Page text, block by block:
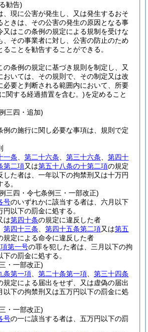
勧告)
、現に公害が発生し、又は発生するおそ
ときは、その公害の発生の原因となる事
又はこの条例の規定による規制を受けな
、その事業者に対し、公害の防止のため
ことを勧告することができる。
の条例の規定に基づき規則を制定し、又
おいては、その規則で、その制定又は改
必要と判断される範囲内において、所要
関する経過措置を含む。)を定めること
三四・追加)
例の施行に関し必要な事項は、規則で定
一条 第二十六条 第三十六条
第四十
第二項又は第五十八条の十第二項の規定
した者は、一年以下の拘禁刑又は十万円
。
三四・令七条例三・一部改正)
号のいずれかに該当する者は、六月以下
以下の罰金に処する。
は第四十条の規定に違反した者
第四十三条 第四十五条第二項又は第五
規定による命令に違反した者
第一号の罪を犯した者は、三月以下の拘
の罰金に処する。
・一部改正)
条第一項 第二十条第一項
第三十四条
規定による届出をせず、又は虚偽の届出
以下の拘禁刑又は五万円以下の罰金に処
・一部改正)
号の一に該当する者は、五万円以下の罰